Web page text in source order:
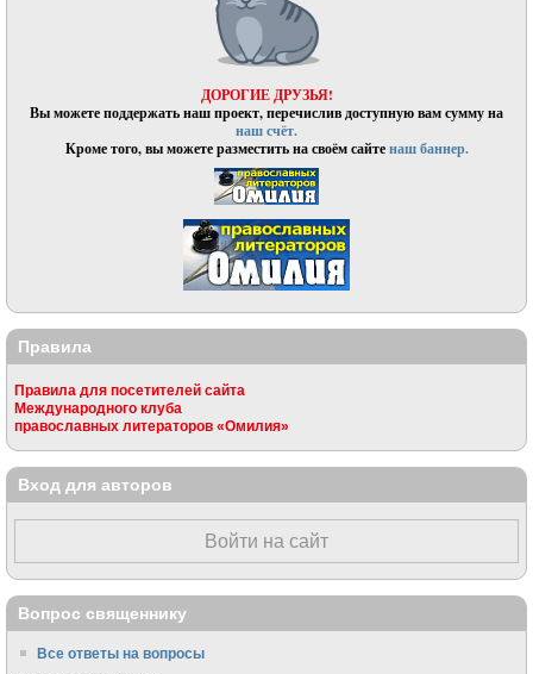
ДОРОГИЕ ДРУЗЬЯ!
Вы можете поддержать наш проект, перечислив доступную вам сумму на
наш счёт.
Кроме того, вы можете разместить на своём сайтенаш баннер.
Правила
Правила для посетителей сайта
Международного клуба
православных литераторов «Омилия»
Вход для авторов
Войти на сайт
Вопрос священнику
Все ответы на вопросы